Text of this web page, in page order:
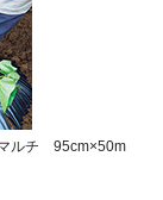
ルチ 95cm×50m